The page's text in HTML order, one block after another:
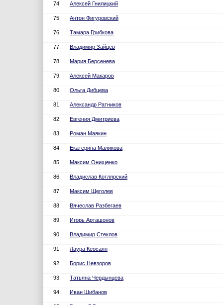
74. Алексей Гнилицкий
75. Антон Фигуровский
76. Тамара Грибкова
77. Владимир Зайцев
78. Мария Берсенева
79. Алексей Макаров
80. Ольга Дибцева
81. Александр Ратников
82. Евгения Дмитриева
83. Роман Маякин
84. Екатерина Маликова
85. Максим Онищенко
86. Владислав Котлярский
87. Максим Щеголев
88. Вячеслав Разбегаев
89. Игорь Арташонов
90. Владимир Стеклов
91. Лаура Кеосаян
92. Борис Невзоров
93. Татьяна Чердынцева
94. Иван Шибанов